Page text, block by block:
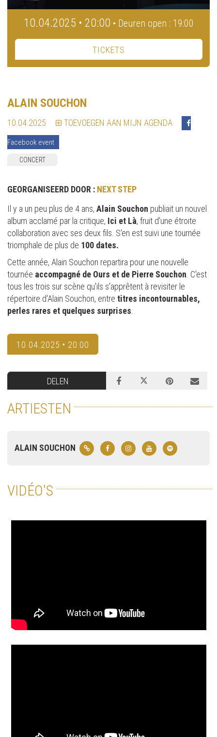
10.04.2025 • 20:00 • Deuren open : 19:00
TICKETS
ALAIN SOUCHON
10.04.2025 TOEVOEGEN AAN MIJN AGENDA
Facebook event
CONCERT
GEORGANISEERD DOOR : NEXT STEP
Il y a un peu plus de 4 ans, Alain Souchon publiait un nouvel
album acclamé par la critique, Ici et Là, fruit d'une étroite
collaboration avec ses deux fils. S'en est suivi une tournée
triomphale de plus de 100 dates.
Cette année, Alain Souchon repartira pour une nouvelle
tournée accompagné de Ours et de Pierre Souchon . C'est
tous les trois sur scène qu'ils s'apprêtent à revisiter le
répertoire d'Alain Souchon, entre titres incontournables,
perles rares et quelques surprises
10.04.2025 • 20:00
DELEN
ARTIESTEN
ALAIN SOUCHON
VIDÉO'S